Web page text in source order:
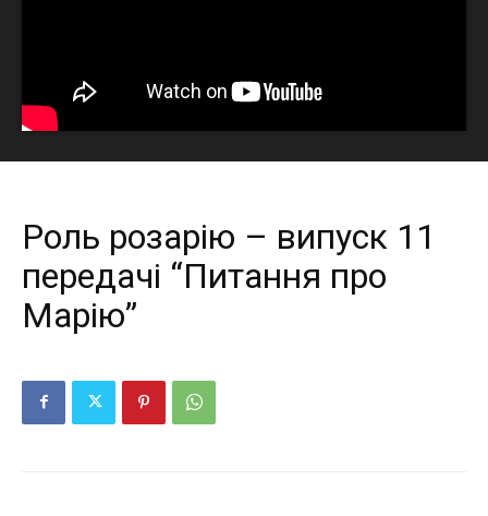
Роль розарію – випуск 11
передачі “Питання про
Марію”